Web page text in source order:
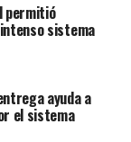
permitió
sistema
ayuda a
el sistema